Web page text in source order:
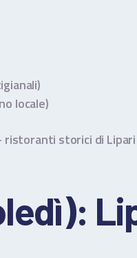
locale)
ristoranti storici di Lipari